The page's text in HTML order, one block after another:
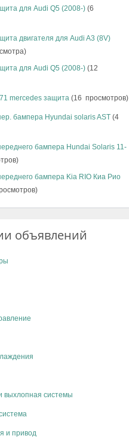
для Audi Q5 (2008-) (6
двигателя для Audi A3 (8V)
для Audi Q5 (2008-) (12
mercedes защита (16 просмотров)
бампера Hyundai solaris AST (4
бампера Hundai Solaris 11-
бампера Kia RIO Киа Рио
объявлений
выхлопная системы
и привод